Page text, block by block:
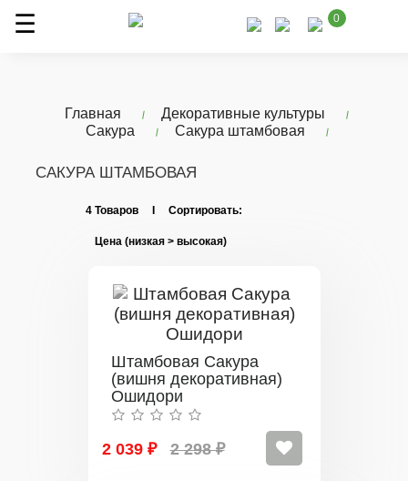
0
Главная
Декоративные культуры
Сакура
Сакура штамбовая
САКУРА ШТАМБОВАЯ
4 Товаров I Сортировать:
Штамбовая Сакура
(вишня декоративная)
Ошидори
2 039 ₽ 2 298 ₽